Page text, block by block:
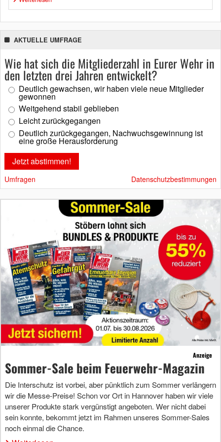
AKTUELLE UMFRAGE
Wie hat sich die Mitgliederzahl in Eurer Wehr in
den letzten drei Jahren entwickelt?
Deutlich gewachsen, wir haben viele neue Mitglieder
gewonnen
Weitgehend stabil geblieben
Leicht zurückgegangen
Deutlich zurückgegangen, Nachwuchsgewinnung ist
eine große Herausforderung
Umfragen Datenschutzbestimmungen
Anzeige
Sommer-Sale beim Feuerwehr-Magazin
Die Interschutz ist vorbei, aber pünktlich zum Sommer verlängern
wir die Messe-Preise! Schon vor Ort in Hannover haben wir viele
unserer Produkte stark vergünstigt angeboten. Wer nicht dabei
sein konnte, bekommt jetzt im Rahmen unseres Sommer-Sales
noch einmal die Chance.